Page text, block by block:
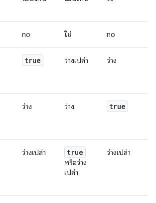
no ใช่ no
true ว่างเปล่า ว่าง
ว่าง ว่าง true
ว่างเปล่า true
หรือว่าง
เปล่า
ว่างเปล่า